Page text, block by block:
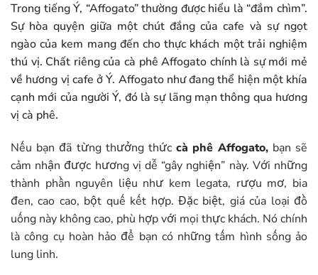
Trong tiếng Ý, “Affogato” thường được hiểu là “đắm chìm”.
Sự hòa quyện giữa một chút đắng của cafe và sự ngọt
ngào của kem mang đến cho thực khách một trải nghiệm
thú vị. Chất riêng của cà phê Affogato chính là sự mới mẻ
về hương vị cafe ở Ý. Affogato như đang thể hiện một khía
cạnh mới của người Ý, đó là sự lãng mạn thông qua hương
vị cà phê.
Nếu bạn đã từng thưởng thức cà phê Affogato,bạn sẽ
cảm nhận được hương vị dễ “gây nghiện” này. Với những
thành phần nguyên liệu như kem legata, rượu mơ, bia
đen, cao cao, bột quế kết hợp. Đặc biệt, giá của loại đồ
uống này không cao, phù hợp với mọi thực khách. Nó chính
là công cụ hoàn hảo để bạn có những tấm hình sống ảo
lung linh.